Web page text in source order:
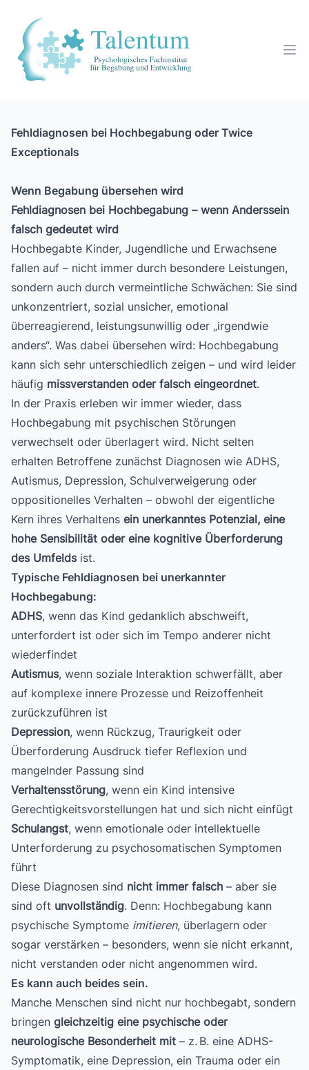
Fehldiagnosen bei Hochbegabung oder Twice
Exceptionals
Wenn Begabung übersehen wird
Fehldiagnosen bei Hochbegabung – wenn Anderssein
falsch gedeutet wird
Hochbegabte Kinder, Jugendliche und Erwachsene
fallen auf – nicht immer durch besondere Leistungen,
sondern auch durch vermeintliche Schwächen: Sie sind
unkonzentriert, sozial unsicher, emotional
überreagierend, leistungsunwillig oder „irgendwie
anders“. Was dabei übersehen wird: Hochbegabung
kann sich sehr unterschiedlich zeigen – und wird leider
häufig missverstanden oder falsch eingeordnet.
In der Praxis erleben wir immer wieder, dass
Hochbegabung mit psychischen Störungen
verwechselt oder überlagert wird. Nicht selten
erhalten Betroffene zunächst Diagnosen wie ADHS,
Autismus, Depression, Schulverweigerung oder
oppositionelles Verhalten – obwohl der eigentliche
Kern ihres Verhaltens ein unerkanntes Potenzial, eine
hohe Sensibilität oder eine kognitive Überforderung
des Umfeldsist.
Typische Fehldiagnosen bei unerkannter
Hochbegabung:
ADHS, wenn das Kind gedanklich abschweift,
unterfordert ist oder sich im Tempo anderer nicht
wiederfindet
Autismus, wenn soziale Interaktion schwerfällt, aber
auf komplexe innere Prozesse und Reizoffenheit
zurückzuführen ist
Depression, wenn Rückzug, Traurigkeit oder
Überforderung Ausdruck tiefer Reflexion und
mangelnder Passung sind
Verhaltensstörung, wenn ein Kind intensive
Gerechtigkeitsvorstellungen hat und sich nicht einfügt
Schulangst, wenn emotionale oder intellektuelle
Unterforderung zu psychosomatischen Symptomen
führt
Diese Diagnosen sind nicht immer falsch – aber sie
sind oft unvollständig. Denn: Hochbegabung kann
psychische Symptome imitieren, überlagern oder
sogar verstärken – besonders, wenn sie nicht erkannt,
nicht verstanden oder nicht angenommen wird.
Es kann auch beides sein.
Manche Menschen sind nicht nur hochbegabt, sondern
bringen gleichzeitig eine psychische oder
neurologische Besonderheit mit – z. B. eine ADHS-
Symptomatik, eine Depression, ein Trauma oder ein